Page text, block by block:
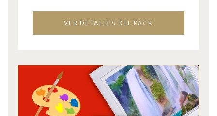
VER DETALLES DEL PACK